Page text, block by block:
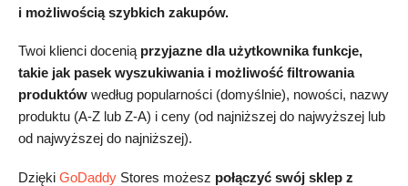
i możliwością szybkich zakupów.
Twoi klienci docenią przyjazne dla użytkownika funkcje,
takie jak pasek wyszukiwania i możliwość filtrowania
produktów według popularności (domyślnie), nowości, nazwy
produktu (A-Z lub Z-A) i ceny (od najniższej do najwyższej lub
od najwyższej do najniższej).
Dzięki GoDaddy Stores możesz połączyć swój sklep z